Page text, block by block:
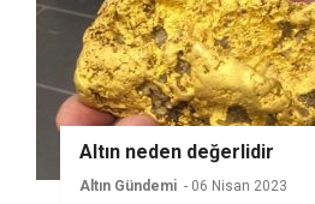
Altın neden değerlidir
Altın Gündemi - 06 Nisan 2023